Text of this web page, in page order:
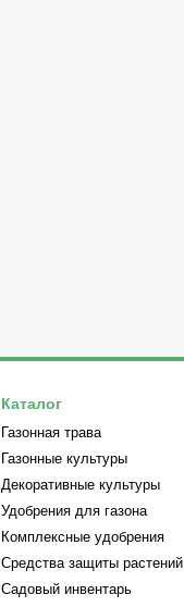
Каталог
Газонная трава
Газонные культуры
Декоративные культуры
Удобрения для газона
Комплексные удобрения
Средства защиты растений
Садовый инвентарь